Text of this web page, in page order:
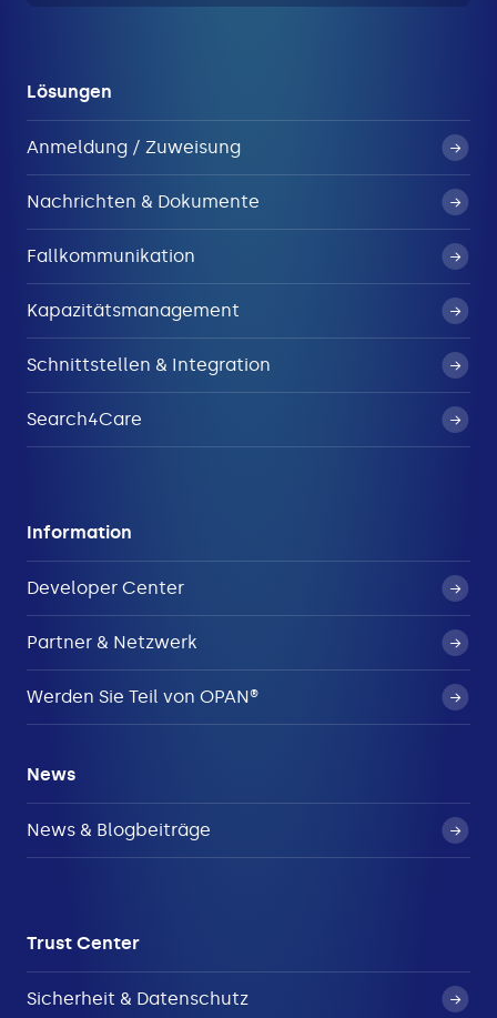
Lösungen
Anmeldung / Zuweisung
Nachrichten & Dokumente
Fallkommunikation
Kapazitätsmanagement
Schnittstellen & Integration
Search4Care
Information
Developer Center
Partner & Netzwerk
Werden Sie Teil von OPAN®
News
News & Blogbeiträge
Trust Center
Sicherheit & Datenschutz